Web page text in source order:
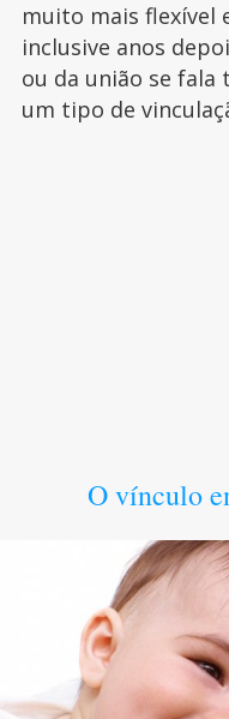
muito mais flexível
inclusive anos
ou da união se fala
um tipo de
O vínculo